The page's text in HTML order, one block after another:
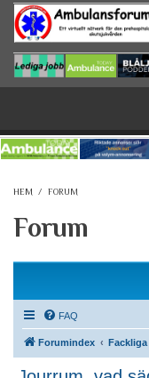
Hoppa till huvudinnehåll
HEM / FORUM
Forum